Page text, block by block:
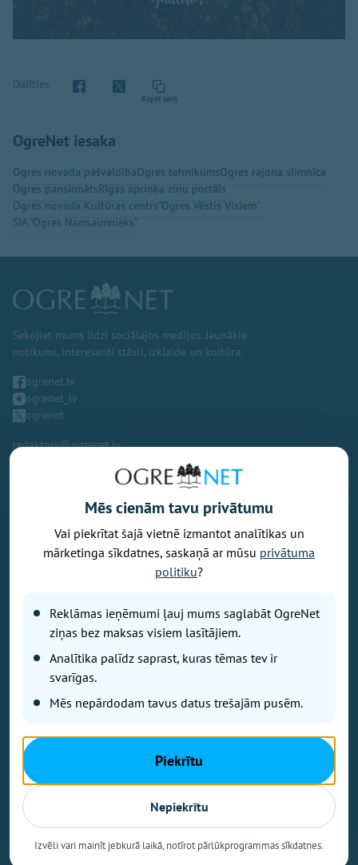
Dalīties
Kopēt saiti
OgreNet iesaka
Ogres novada pašvaldībaOgres tehnikumsOgres rajona slimnīca
Ogres pansionātsRīgas apriņķa ziņu portāls
Ogres novada Kultūras centrs"Ogres Vēstis Visiem"
SIA "Ogres Namsaimnieks"
Sekojiet mums līdzi sociālajos medijos. Jaunākie
notikumi, interesanti stāsti, izklaide un kultūra.
ogrenet.lv
ogrenet_lv
ogrenet
redaktors@ogrenet.lv
Vēlaties izteikt savu viedokli par portālu? Pamanījāt kļūdu? Ir
problēma, ko vēlaties apspriest publiski? Vēlaties iesūtīt rakstu par
Jums aktuālu tēmu? Varbūt Jums vajadzīgs padoms? Rakstiet uz
Izdevējs: SIA "Ogres Balss".
Juridiskā adrese: Lāčplēša iela 24
Ētikas kodeks
Autortiesības
Kontakti
Reklāma
Autortiesības © Ogrenet 2026.
Visas tiesības aizsargātas.
Mēs cienām tavu privātumu
Vai piekrītat šajā vietnē izmantot analītikas un
mārketinga sīkdatnes, saskaņā ar mūsu privātuma
politiku?
Reklāmas ieņēmumi ļauj mums saglabāt OgreNet
ziņas bez maksas visiem lasītājiem.
Analītika palīdz saprast, kuras tēmas tev ir
svarīgas.
Mēs nepārdodam tavus datus trešajām pusēm.
Piekrītu
Nepiekrītu
Izvēli vari mainīt jebkurā laikā, notīrot pārlūkprogrammas sīkdatnes.